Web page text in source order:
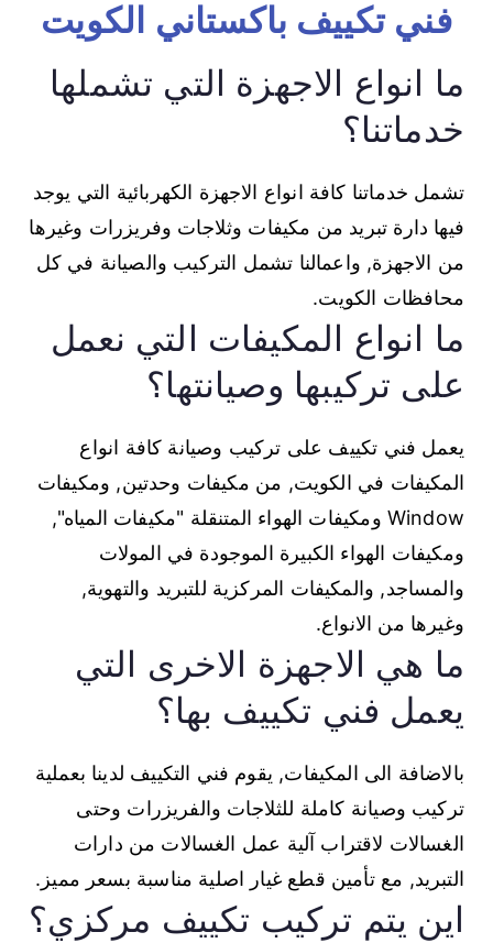
فني تكييف باكستاني الكويت
ما انواع الاجهزة التي تشملها
خدماتنا؟
تشمل خدماتنا كافة انواع الاجهزة الكهربائية التي يوجد
فيها دارة تبريد من مكيفات وثلاجات وفريزرات وغيرها
من الاجهزة, واعمالنا تشمل التركيب والصيانة في كل
محافظات الكويت.
ما انواع المكيفات التي نعمل
على تركيبها وصيانتها؟
يعمل فني تكييف على تركيب وصيانة كافة انواع
المكيفات في الكويت, من مكيفات وحدتين, ومكيفات
Window ومكيفات الهواء المتنقلة "مكيفات المياه",
ومكيفات الهواء الكبيرة الموجودة في المولات
والمساجد, والمكيفات المركزية للتبريد والتهوية,
وغيرها من الانواع.
ما هي الاجهزة الاخرى التي
يعمل فني تكييف بها؟
بالاضافة الى المكيفات, يقوم فني التكييف لدينا بعملية
تركيب وصيانة كاملة للثلاجات والفريزرات وحتى
الغسالات لاقتراب آلية عمل الغسالات من دارات
التبريد, مع تأمين قطع غيار اصلية مناسبة بسعر مميز.
اين يتم تركيب تكييف مركزي؟